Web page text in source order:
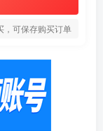
，可保存购买订单